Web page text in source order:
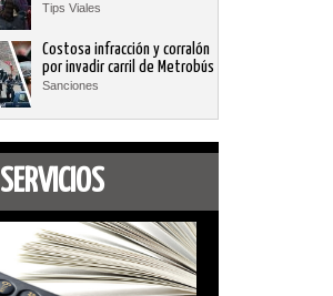
Tips Viales
Costosa infracción y corralón
por invadir carril de Metrobús
Sanciones
SERVICIOS